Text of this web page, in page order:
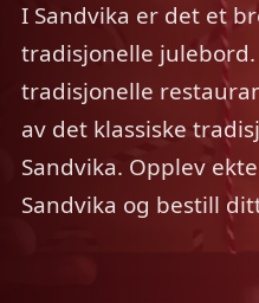
I Sandvika er det et
tradisjonelle
tradisjonelle
av det klassiske
Sandvika. Opplev
Sandvika og bestill